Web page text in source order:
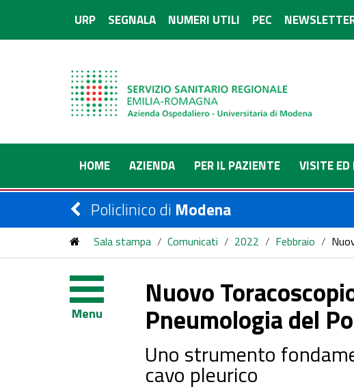
URP SEGNALA NUMERI UTILI PEC
HOME AZIENDA PER IL PAZIENTE VISITE ED
Policlinico di Modena
Sala stampa / Comunicati / 2022 / Febbraio /
Menu
Nuovo
Pneumologia del
Uno strumento
cavo pleurico